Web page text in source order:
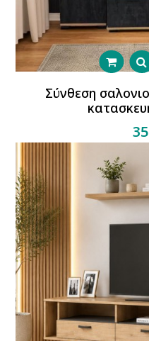
Σύνθεση